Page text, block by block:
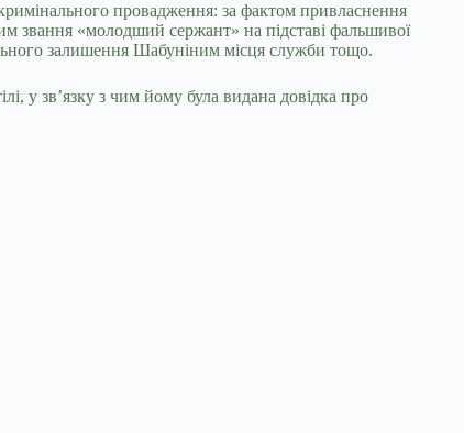
провадження: за фактом привласнення
звання «молодший сержант» на підставі фальшивої
залишення Шабуніним місця служби тощо.
у зв’язку з чим йому була видана довідка про